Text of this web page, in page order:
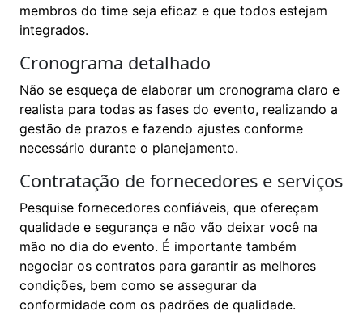
membros do time seja eficaz e que todos estejam
integrados.
Cronograma detalhado
Não se esqueça de elaborar um cronograma claro e
realista para todas as fases do evento, realizando a
gestão de prazos e fazendo ajustes conforme
necessário durante o planejamento.
Contratação de fornecedores e serviços
Pesquise fornecedores confiáveis, que ofereçam
qualidade e segurança e não vão deixar você na
mão no dia do evento. É importante também
negociar os contratos para garantir as melhores
condições, bem como se assegurar da
conformidade com os padrões de qualidade.